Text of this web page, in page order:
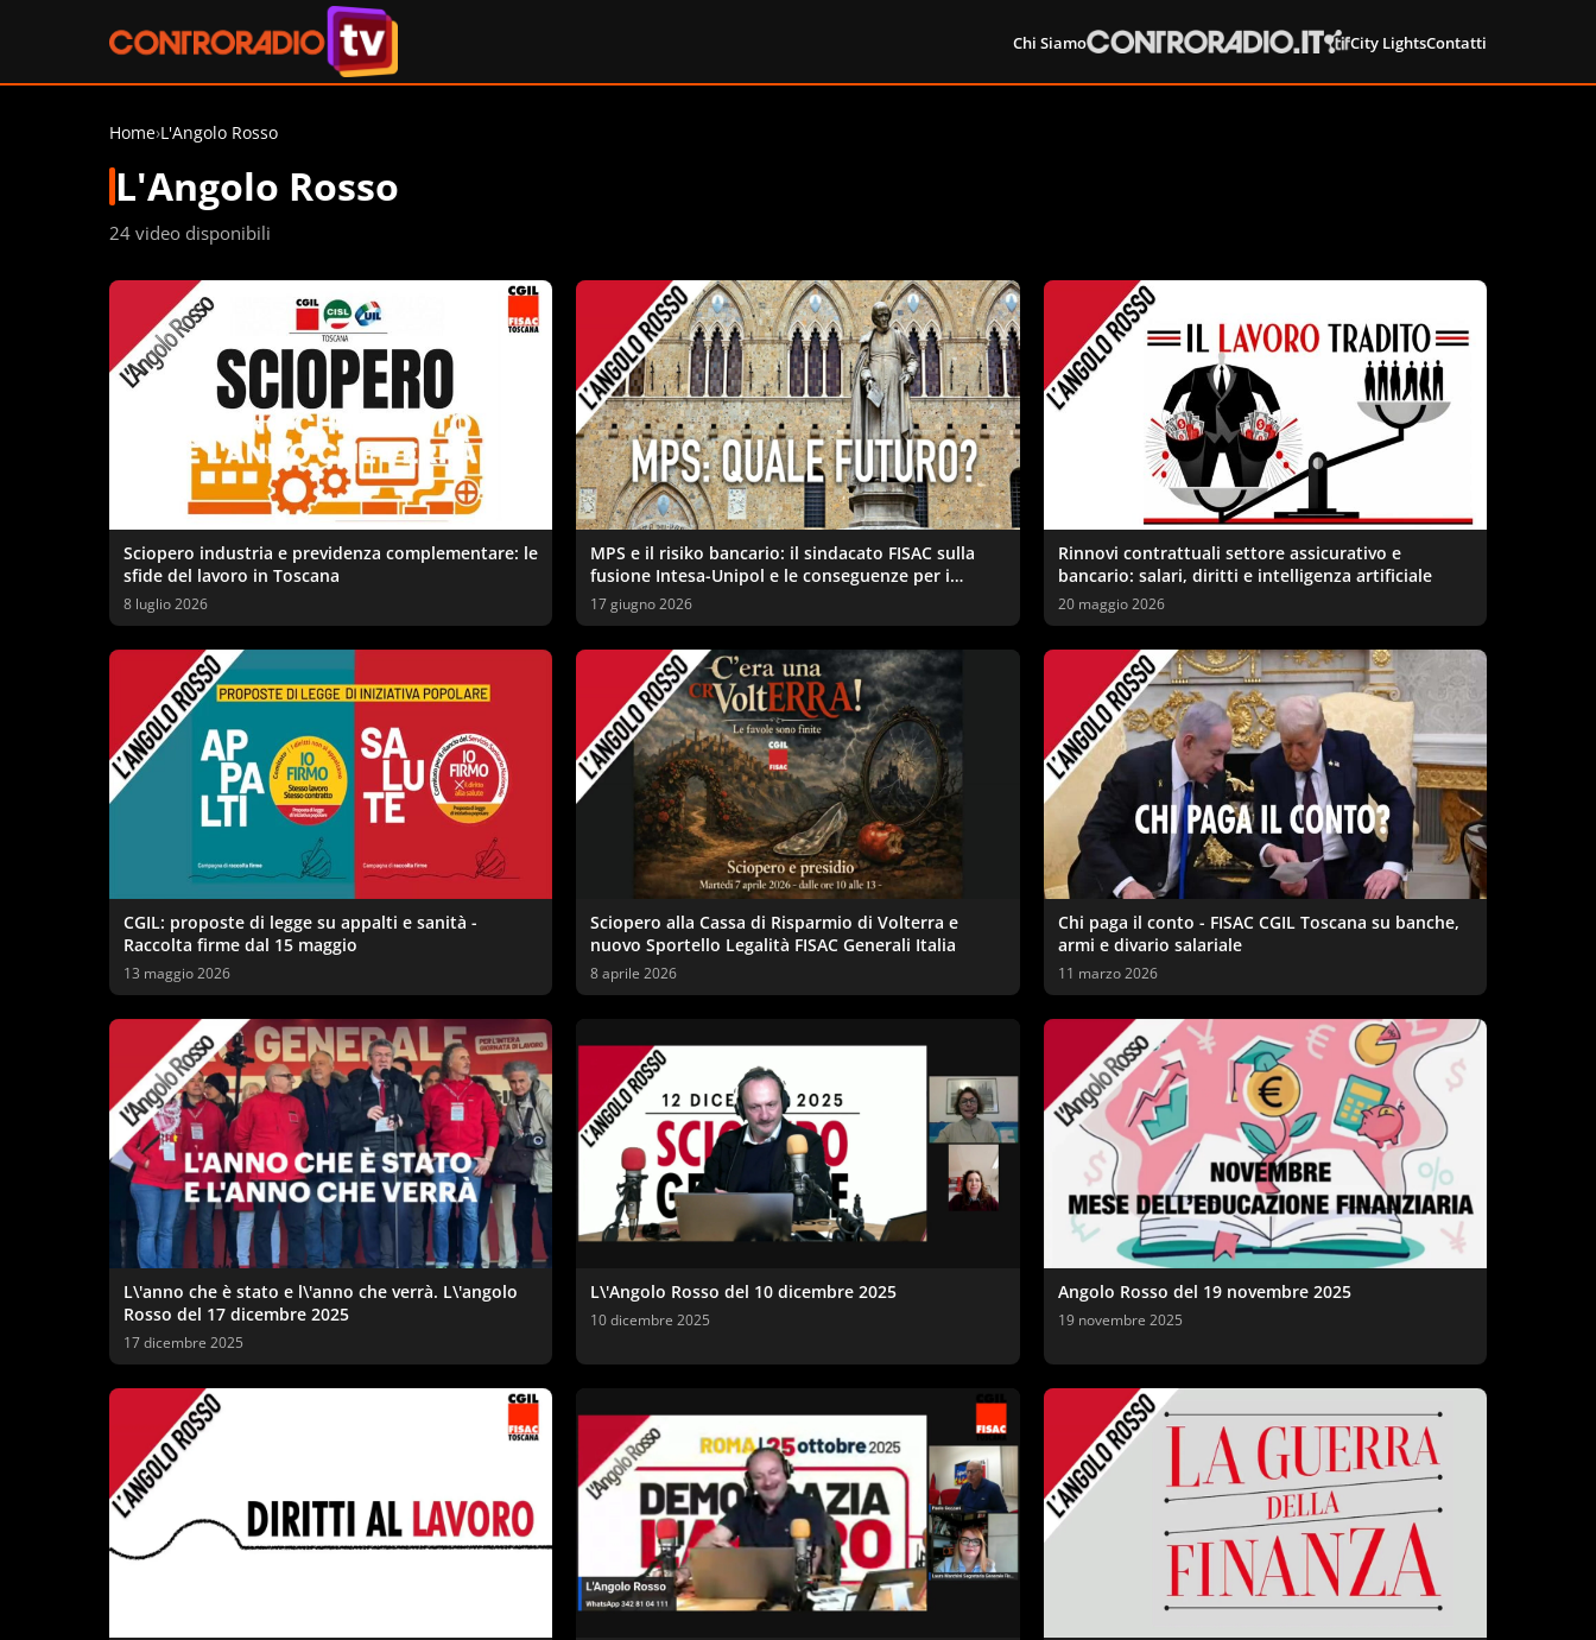
Chi Siamo City LightsContatti
Home›L'Angolo Rosso
L'Angolo Rosso
24 video disponibili
Sciopero industria e previdenza complementare: le
sfide del lavoro in Toscana
8 luglio 2026
MPS e il risiko bancario: il sindacato FISAC sulla
fusione Intesa-Unipol e le conseguenze per i
lavoratori
17 giugno 2026
Rinnovi contrattuali settore assicurativo e
bancario: salari, diritti e intelligenza artificiale
20 maggio 2026
CGIL: proposte di legge su appalti e sanità -
Raccolta firme dal 15 maggio
13 maggio 2026
Sciopero alla Cassa di Risparmio di Volterra e
nuovo Sportello Legalità FISAC Generali Italia
8 aprile 2026
Chi paga il conto - FISAC CGIL Toscana su banche,
armi e divario salariale
11 marzo 2026
L\'anno che è stato e l\'anno che verrà. L\'angolo
Rosso del 17 dicembre 2025
17 dicembre 2025
L\'Angolo Rosso del 10 dicembre 2025
10 dicembre 2025
Angolo Rosso del 19 novembre 2025
19 novembre 2025